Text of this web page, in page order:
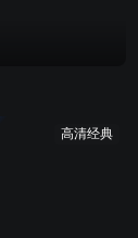
高清经典